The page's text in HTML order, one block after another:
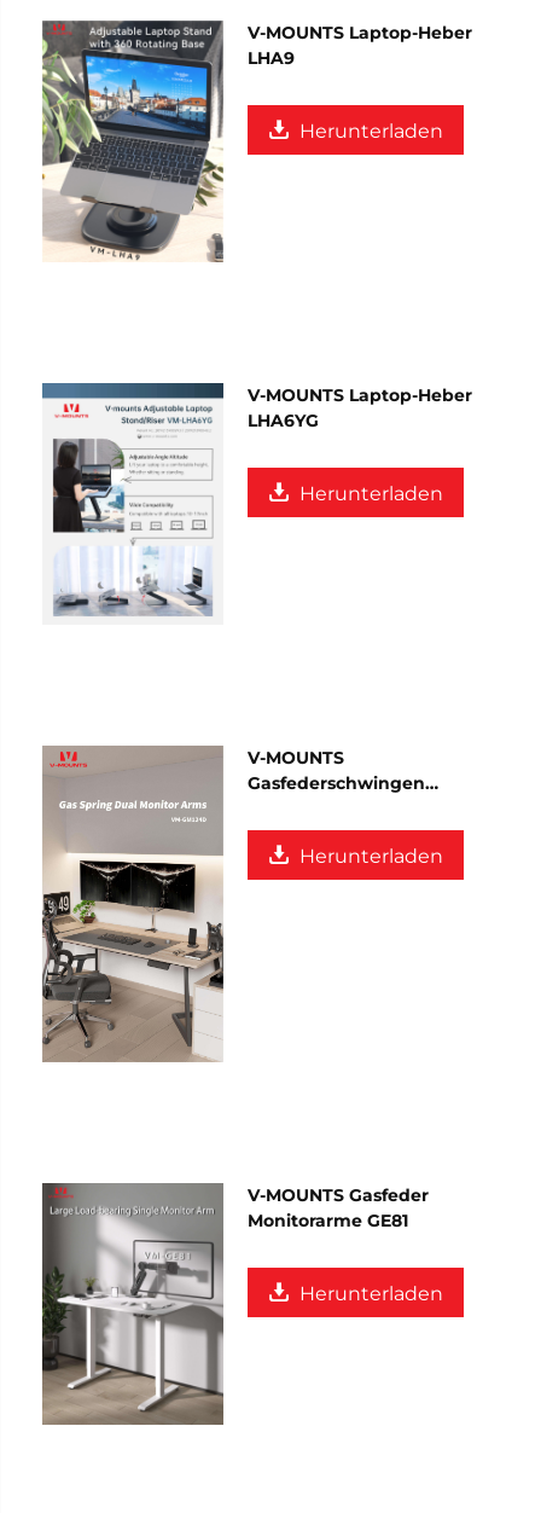
V-MOUNTS Laptop-Heber
LHA9
Herunterladen
V-MOUNTS Laptop-Heber
LHA6YG
Herunterladen
V-MOUNTS
Gasfederschwingen
Herunterladen
V-MOUNTS Gasfeder
Monitorarme GE81
Herunterladen